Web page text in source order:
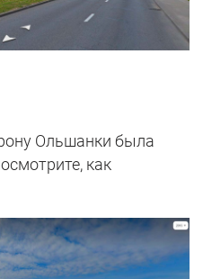
Ольшанки была
как